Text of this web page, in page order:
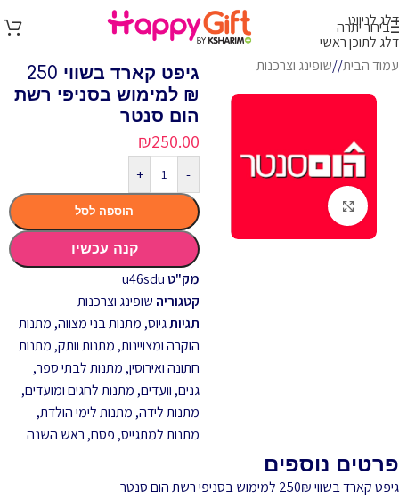
דלג לניווט
דלג לתוכן ראשי
בירור יתרה
עמוד הבית/ שופינג וצרכנות
לחץ להגדלה
גיפט קארד בשווי 250
₪ למימוש בסניפי רשת
הום סנטר
₪250.00
-
+
הוספה לסל
קנה עכשיו
מק"טu46sdu
קטגוריה שופינג וצרכנות
תגיותגיוס, מתנות בני מצווה, מתנות
הוקרה ומצויינות, מתנות וותק, מתנות
חתונה ואירוסין, מתנות לבתי ספר,
גנים, וועדים, מתנות לחגים ומועדים,
מתנות לידה, מתנות לימי הולדת,
מתנות למתגייס, פסח, ראש השנה
פרטים נוספים
גיפט קארד בשווי 250₪ למימוש בסניפי רשת הום סנטר